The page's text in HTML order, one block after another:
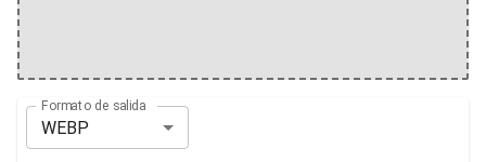
Formato de salida
WEBP